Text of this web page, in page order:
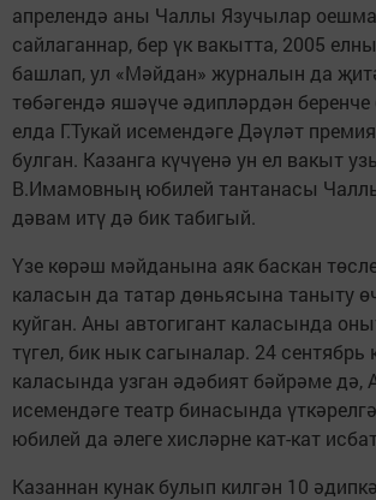
апрелендә аны Чаллы Язучылар
сайлаганнар, бер үк вакытта, 2005
башлап, ул «Мәйдан» журналын да
төбәгендә яшәүче әдипләрдән
елда Г.Тукай исемендәге Дәүләт
булган. Казанга күчүенә ун ел вакыт
В.Имамовның юбилей тантанасы
дәвам итү дә бик табигый.
Үзе көрәш мәйданына аяк баскан
каласын да татар дөньясына таныту
куйган. Аны автогигант каласында
түгел, бик нык сагыналар. 24 сентябрь
каласында узган әдәбият бәйрәме дә,
исемендәге театр бинасында
юбилей да әлеге хисләрне кат-кат
Казаннан кунак булып килгән 10